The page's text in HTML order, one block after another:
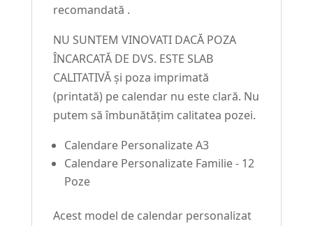
recomandată .
NU SUNTEM VINOVATI DACĂ POZA
ÎNCARCATĂ DE DVS. ESTE SLAB
CALITATIVĂ și poza imprimată
(printată) pe calendar nu este clară. Nu
putem să îmbunătățim calitatea pozei.
Calendare Personalizate A3
Calendare Personalizate Familie - 12
Poze
Acest model de calendar personalizat